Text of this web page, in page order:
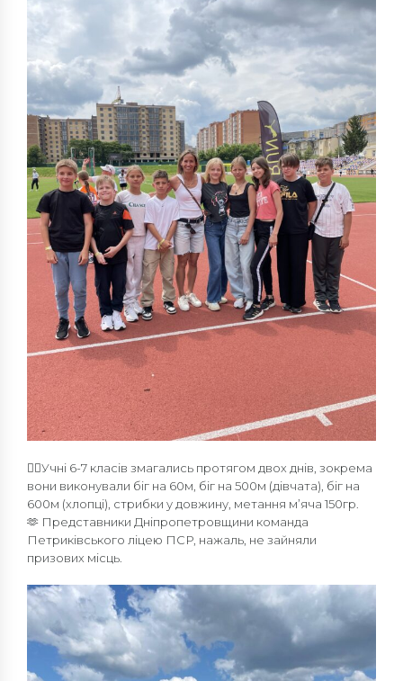
🤾‍♂️Учні 6-7 класів змагались протягом двох днів, зокрема
вони виконували біг на 60м, біг на 500м (дівчата), біг на
600м (хлопці), стрибки у довжину, метання м’яча 150гр.
🫶 Представники Дніпропетровщини команда
Петриківського ліцею ПСР, нажаль, не зайняли
призових місць.